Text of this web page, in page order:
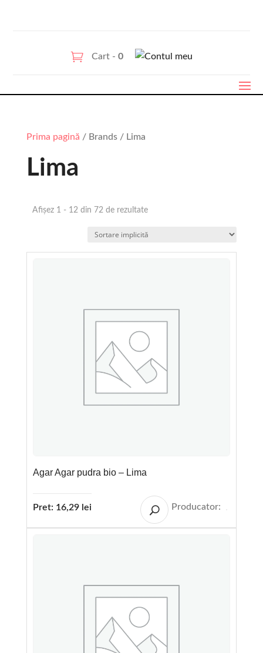
Cart - 0
Prima pagină / Brands / Lima
Lima
Afișez 1 - 12 din 72 de rezultate
Agar Agar pudra bio – Lima
Pret: 16,29 lei Producator: